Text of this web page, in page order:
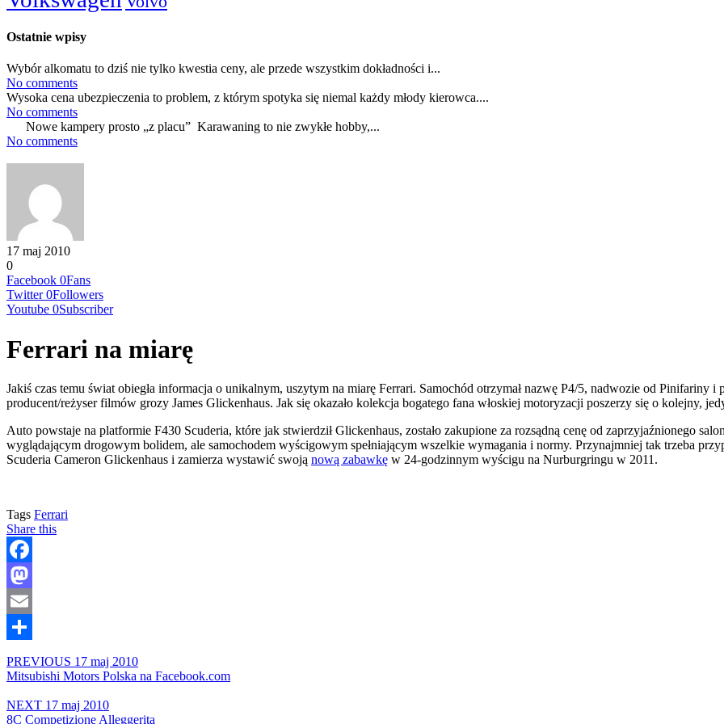
Ostatnie wpisy
Wybór alkomatu to dziś nie tylko kwestia ceny, ale przede wszystkim dokładności i...
No comments
Wysoka cena ubezpieczenia to problem, z którym spotyka się niemal każdy młody kierowca....
No comments
Nowe kampery prosto „z placu” Karawaning to nie zwykłe hobby,...
No comments
17 maj 2010
0
Facebook 0Fans
Twitter 0Followers
Youtube 0Subscriber
Ferrari na miarę
Jakiś czas temu świat obiegła informacja o unikalnym, uszytym na miarę Ferrari. Samochód otrzymał nazwę P4/5, nadwozie od Pinifariny i
producent/reżyser filmów grozy James Glickenhaus. Jak się okazało kolekcja bogatego fana włoskiej motoryzacji poszerzy się o kolejny,
Auto powstaje na platformie F430 Scuderia, które jak stwierdził Glickenhaus, zostało zakupione za rozsądną cenę od zaprzyjaźnionego
wyglądającym drogowym bolidem, ale samochodem wyścigowym spełniającym wszelkie wymagania i normy. Przynajmniej tak trzeba
Scuderia Cameron Glickenhaus i zamierza wystawić swoją nową zabawkę w 24-godzinnym wyścigu na Nurburgringu w 2011.
Tags Ferrari
Share this
Facebook
Mastodon
Email
PREVIOUS 17 maj 2010
Mitsubishi Motors Polska na Facebook.com
NEXT 17 maj 2010
8C Competizione Alleggerita